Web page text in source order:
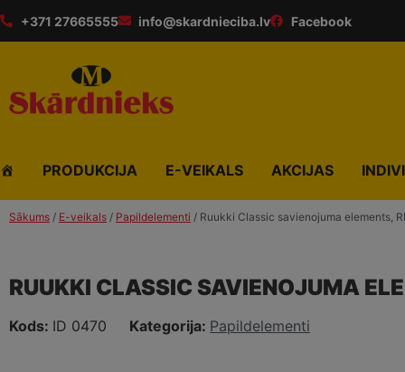
+371 27665555 info@skardnieciba.lv Facebook
PRODUKCIJA E-VEIKALS AKCIJAS
Sākums / E-veikals / Papildelementi / Ruukki Classic savienojuma elements,
RUUKKI CLASSIC SAVIENOJUMA
Kods: ID 0470 Kategorija: Papildelementi